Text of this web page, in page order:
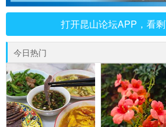
打开昆山论坛APP，看
今日热门